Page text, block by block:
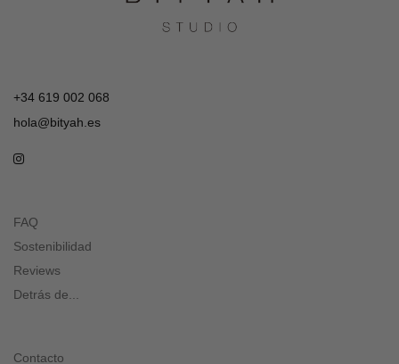
+34 619 002 068
hola@bityah.es
FAQ
Sostenibilidad
Reviews
Detrás de...
Contacto